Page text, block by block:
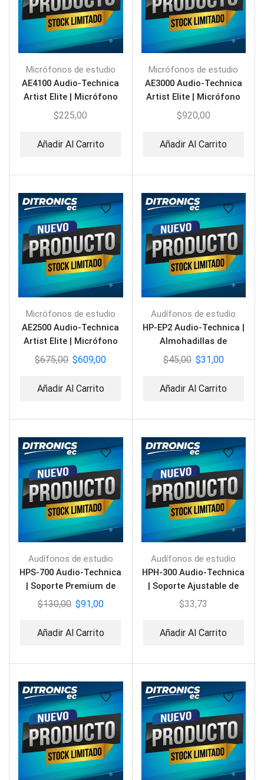
Micrófonos de estudio
AE4100 Audio-Technica
Artist Elite | Micrófono
Vocal Dinámico
$225,00
Añadir Al Carrito
Micrófonos de estudio
AE3000 Audio-Technica
Artist Elite | Micrófono
de Condensador
$920,00
Añadir Al Carrito
Micrófonos de estudio
AE2500 Audio-Technica
Artist Elite | Micrófono
Dinámico/Condensador
$675,00 $609,00
Añadir Al Carrito
Audífonos de estudio
HP-EP2 Audio-Technica |
Almohadillas de
Repuesto para ATH-M60x
$45,00 $31,00
Añadir Al Carrito
Audífonos de estudio
HPS-700 Audio-Technica
| Soporte Premium de
Escritorio para
$130,00 $91,00
Añadir Al Carrito
Audífonos de estudio
HPH-300 Audio-Technica
| Soporte Ajustable de
Mesa para Audífonos
$33,73
Añadir Al Carrito